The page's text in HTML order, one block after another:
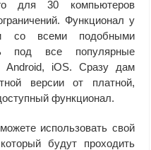
для 30 компьютеров
Функционал у
со всеми подобными
под все популярные
iOS. Сразу дам
версии от платной,
функционал.
использовать свой
будут проходить